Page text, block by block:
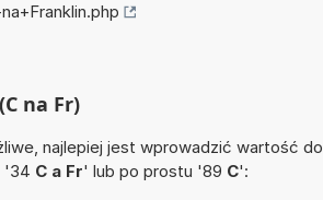
na Fr)
najlepiej jest wprowadzić wartość do
'34 C a Fr' lub po prostu '89 C':